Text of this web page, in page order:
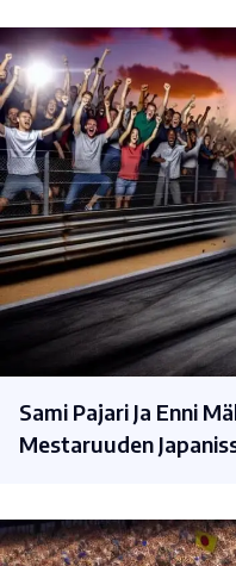
Sami Pajari Ja Enni
Mestaruuden